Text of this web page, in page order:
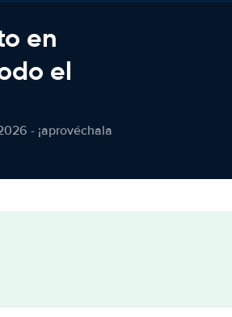
en
el
- ¡aprovéchala